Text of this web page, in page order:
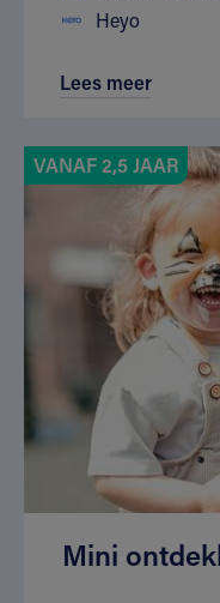
Heyo
Lees meer
VANAF 2,5 JAAR
Mini